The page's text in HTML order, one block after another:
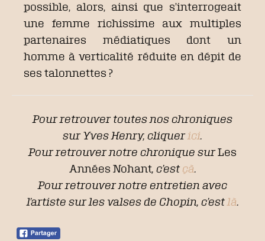
possible, alors, ainsi que s’interrogeait
une femme richissime aux multiples
partenaires médiatiques dont un
homme à verticalité réduite en dépit de
ses talonnettes ?
Pour retrouver toutes nos chroniques
sur Yves Henry, cliquer ici.
Pour retrouver notre chronique surLes
Années Nohant, c’est çà.
Pour retrouver notre entretien avec
l’artiste sur les valses de Chopin, c’est là.